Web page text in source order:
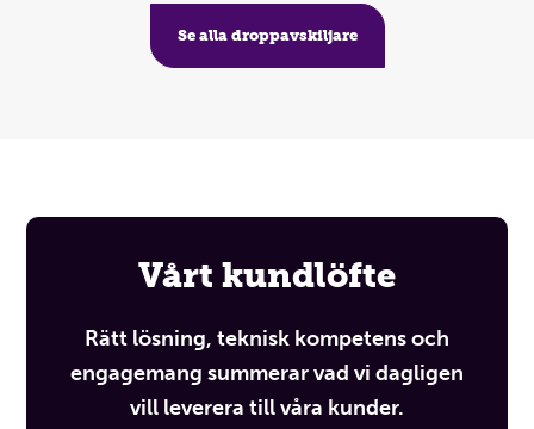
Se alla droppavskiljare
Vårt kundlöfte
Rätt lösning, teknisk kompetens och
engagemang summerar vad vi dagligen
vill leverera till våra kunder.